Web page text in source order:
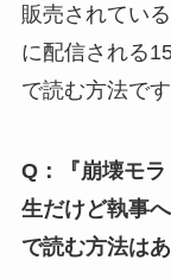
販売されてい
に配信される
で読む方法です
Q：『崩壊モ
生だけど執事
で読む方法は